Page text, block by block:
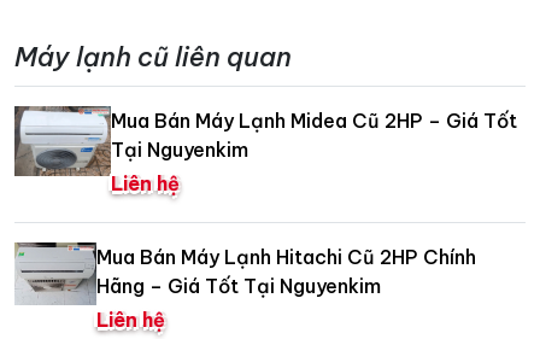
Máy lạnh cũ liên quan
Mua Bán Máy Lạnh Midea Cũ 2HP – Giá Tốt
Tại Nguyenkim
Liên hệ
Mua Bán Máy Lạnh Hitachi Cũ 2HP Chính
Hãng – Giá Tốt Tại Nguyenkim
Liên hệ